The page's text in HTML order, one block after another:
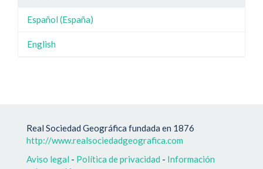
Español (España)
English
Real Sociedad Geográfica fundada en 1876
http://www.realsociedadgeografica.com
Aviso legal - Política de privacidad - Información